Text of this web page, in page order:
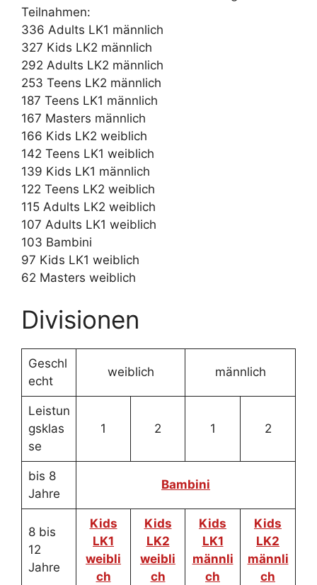
Teilnahmen:
336 Adults LK1 männlich
327 Kids LK2 männlich
292 Adults LK2 männlich
253 Teens LK2 männlich
187 Teens LK1 männlich
167 Masters männlich
166 Kids LK2 weiblich
142 Teens LK1 weiblich
139 Kids LK1 männlich
122 Teens LK2 weiblich
115 Adults LK2 weiblich
107 Adults LK1 weiblich
103 Bambini
97 Kids LK1 weiblich
62 Masters weiblich
Divisionen
Geschl
echt
weiblich männlich
Leistun
gsklas
se
1 2 1 2
bis 8
Jahre
Bambini
8 bis
12
Jahre
Kids
LK1
weibli
ch
Kids
LK2
weibli
ch
Kids
LK1
männli
ch
Kids
LK2
männli
ch